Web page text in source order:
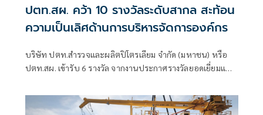
ปตท.สผ. คว้า 10 รางวัลระดับสากล สะท้อน
ความเป็นเลิศด้านการบริหารจัดการองค์กร
บริษัท ปตท.สำรวจและผลิตปิโตรเลียม จำกัด (มหาชน) หรือ
ปตท.สผ. เข้ารับ 6 รางวัล จากงานประกาศรางวัลยอดเยี่ยมแห่ง